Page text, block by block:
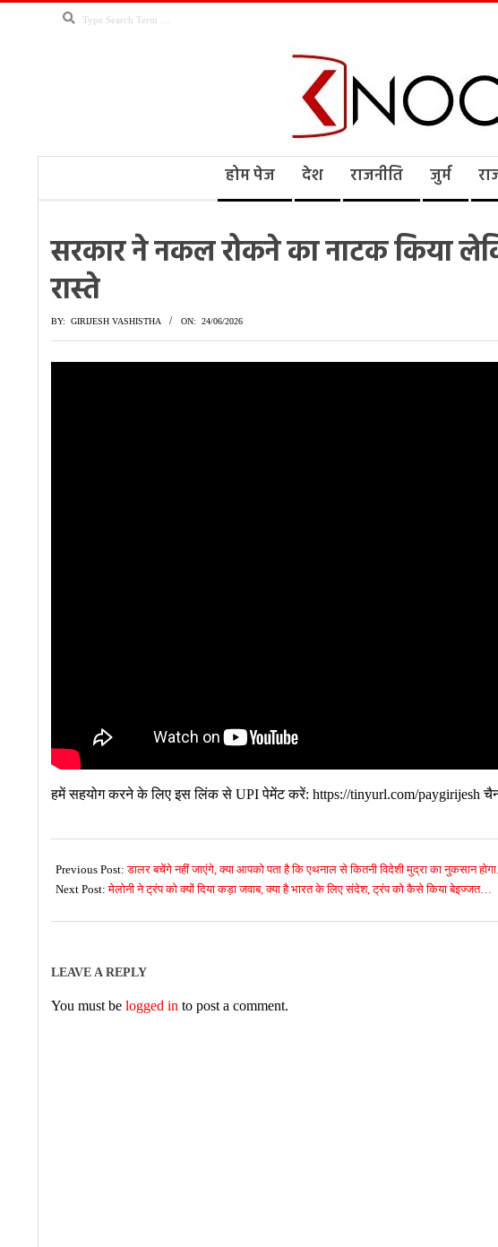
Search
News
होम पेज देश राजनीति जुर्म
सरकार ने नकल रोकने का नाटक किया
रास्ते
BY: GIRIJESH VASHISTHA ON: 24/06/2026
हमें सहयोग करने के लिए इस लिंक से UPI पेमेंट करें: https://tinyurl.com/paygirijesh
06-
24
Previous Post:डालर बचेंगे नहीं जाएंगे, क्या आपको पता है कि एथनाल से कितनी विदेशी मुद्रा का नुकसान होगा.
Next Post:मेलोनी ने ट्रंप को क्यों दिया कड़ा जवाब, क्या है भारत के लिए संदेश, ट्रंप को कैसे किया बेइज्जत…
LEAVE A REPLY
You must be logged in to post a comment.